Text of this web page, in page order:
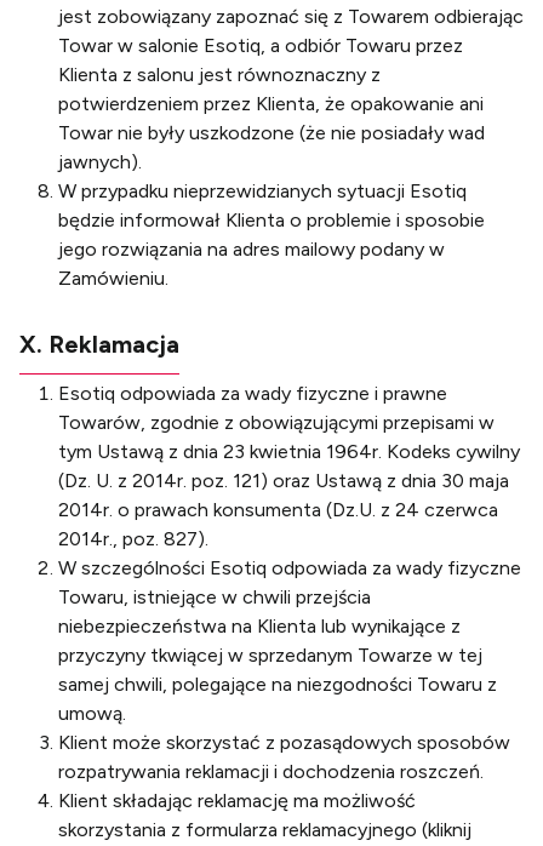
jest zobowiązany zapoznać się z Towarem odbierając
Towar w salonie Esotiq, a odbiór Towaru przez
Klienta z salonu jest równoznaczny z
potwierdzeniem przez Klienta, że opakowanie ani
Towar nie były uszkodzone (że nie posiadały wad
jawnych).
W przypadku nieprzewidzianych sytuacji Esotiq
będzie informował Klienta o problemie i sposobie
jego rozwiązania na adres mailowy podany w
Zamówieniu.
X. Reklamacja
Esotiq odpowiada za wady fizyczne i prawne
Towarów, zgodnie z obowiązującymi przepisami w
tym Ustawą z dnia 23 kwietnia 1964r. Kodeks cywilny
(Dz. U. z 2014r. poz. 121) oraz Ustawą z dnia 30 maja
2014r. o prawach konsumenta (Dz.U. z 24 czerwca
2014r., poz. 827).
W szczególności Esotiq odpowiada za wady fizyczne
Towaru, istniejące w chwili przejścia
niebezpieczeństwa na Klienta lub wynikające z
przyczyny tkwiącej w sprzedanym Towarze w tej
samej chwili, polegające na niezgodności Towaru z
umową.
Klient może skorzystać z pozasądowych sposobów
rozpatrywania reklamacji i dochodzenia roszczeń.
Klient składając reklamację ma możliwość
skorzystania z formularza reklamacyjnego (kliknij